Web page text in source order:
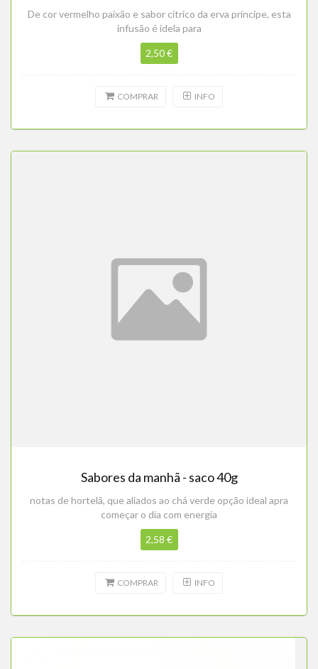
De cor vermelho paixão e sabor cítrico da erva príncipe, esta
infusão é idela para
2,50 €
COMPRAR INFO
Sabores da manhã - saco 40g
notas de hortelã, que aliados ao chá verde opção ideal apra
começar o dia com energia
2,58 €
COMPRAR INFO